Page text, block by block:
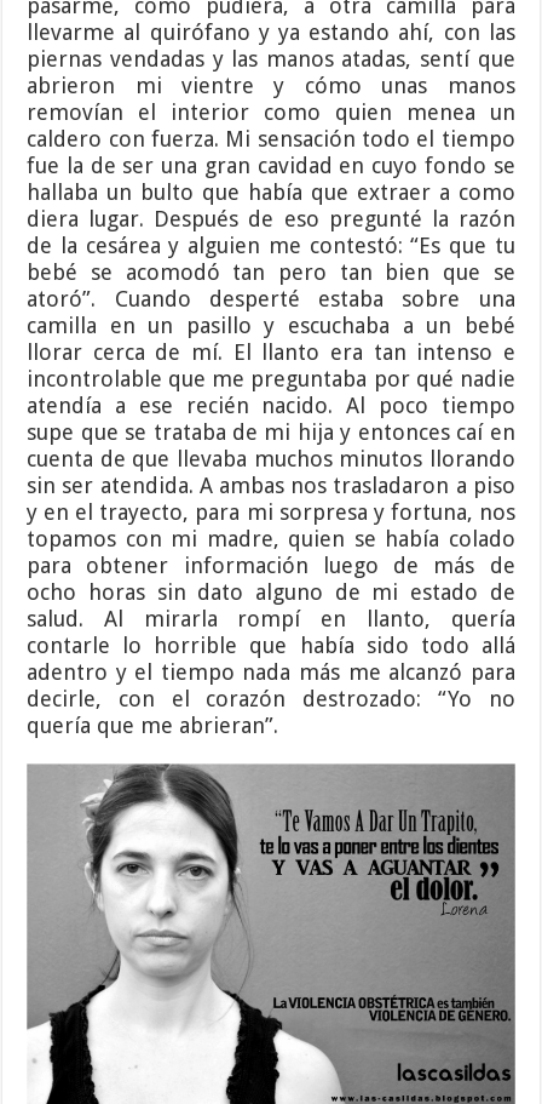
pasarme, como pudiera, a otra camilla para
llevarme al quirófano y ya estando ahí, con las
piernas vendadas y las manos atadas, sentí que
abrieron mi vientre y cómo unas manos
removían el interior como quien menea un
caldero con fuerza. Mi sensación todo el tiempo
fue la de ser una gran cavidad en cuyo fondo se
hallaba un bulto que había que extraer a como
diera lugar. Después de eso pregunté la razón
de la cesárea y alguien me contestó: “Es que tu
bebé se acomodó tan pero tan bien que se
atoró”. Cuando desperté estaba sobre una
camilla en un pasillo y escuchaba a un bebé
llorar cerca de mí. El llanto era tan intenso e
incontrolable que me preguntaba por qué nadie
atendía a ese recién nacido. Al poco tiempo
supe que se trataba de mi hija y entonces caí en
cuenta de que llevaba muchos minutos llorando
sin ser atendida. A ambas nos trasladaron a piso
y en el trayecto, para mi sorpresa y fortuna, nos
topamos con mi madre, quien se había colado
para obtener información luego de más de
ocho horas sin dato alguno de mi estado de
salud. Al mirarla rompí en llanto, quería
contarle lo horrible que había sido todo allá
adentro y el tiempo nada más me alcanzó para
decirle, con el corazón destrozado: “Yo no
quería que me abrieran”.